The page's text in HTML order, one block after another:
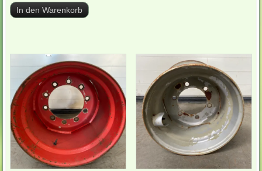
In den Warenkorb